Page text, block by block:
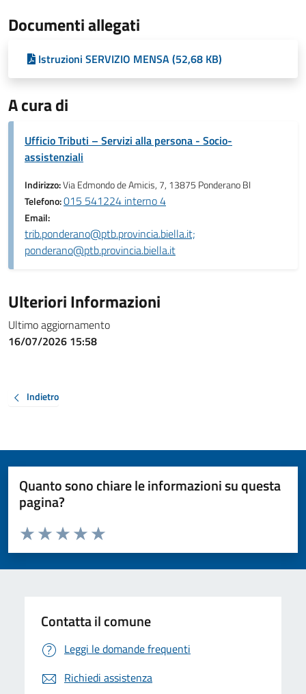
Documenti allegati
Istruzioni SERVIZIO MENSA (52,68 KB)
A cura di
Ufficio Tributi – Servizi alla persona - Socio-
assistenziali
Indirizzo:Via Edmondo de Amicis, 7, 13875 Ponderano BI
Telefono:015 541224 interno 4
Email:
trib.ponderano@ptb.provincia.biella.it;
ponderano@ptb.provincia.biella.it
Ulteriori Informazioni
Ultimo aggiornamento
16/07/2026 15:58
Indietro
Quanto sono chiare le informazioni su questa
pagina?
Valuta da 1 a 5 stelle la pagina
Valuta 5 stelle su 5
Valuta 4 stelle su 5
Valuta 3 stelle su 5
Valuta 2 stelle su 5
Valuta 1 stelle su 5
Contatta il comune
Leggi le domande frequenti
Richiedi assistenza